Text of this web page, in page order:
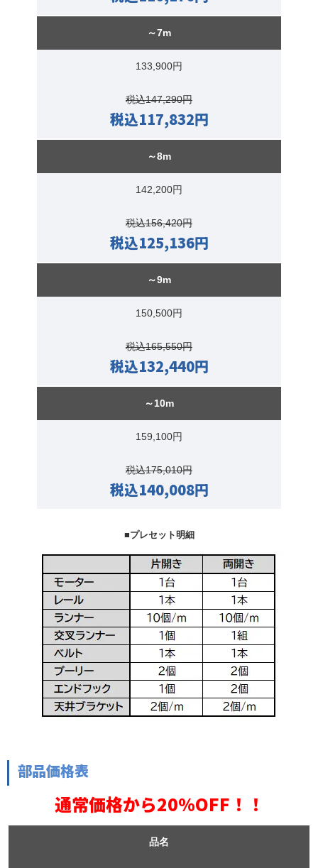
～7m
133,900円
税込147,290円
税込117,832円
～8m
142,200円
税込156,420円
税込125,136円
～9m
150,500円
税込165,550円
税込132,440円
～10m
159,100円
税込175,010円
税込140,008円
■プレセット明細
部品価格表
通常価格から20%OFF！！
品名